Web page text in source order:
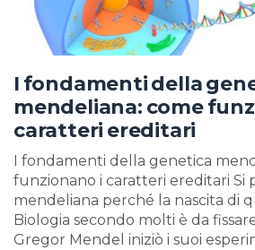
I fondamenti della
mendeliana: come
caratteri ereditari
I fondamenti della genetica
funzionano i caratteri ereditari Si
mendeliana perché la nascita di
Biologia secondo molti è da
Gregor Mendel iniziò i suoi